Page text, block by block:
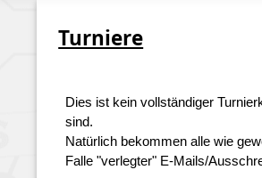
Turniere
Dies ist kein vollständiger
sind.
Natürlich bekommen alle wie
Falle "verlegter" E-Mails/